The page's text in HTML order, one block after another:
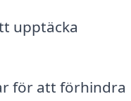
upptäcka
för att förhindra